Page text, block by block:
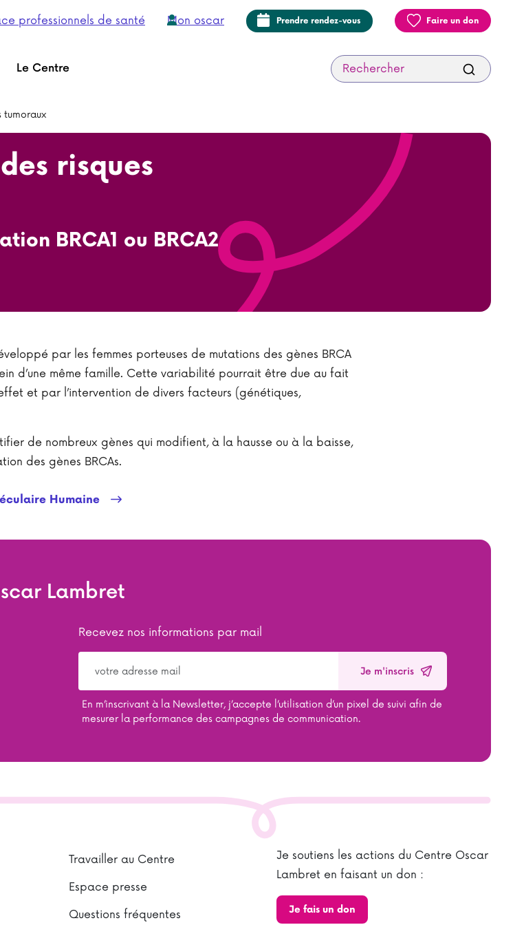
professionnels de santé Mon oscar Prendre rendez-vous Faire un don
Le Centre Recherche:
tumoraux
risques
BRCA1 ou BRCA2
par les femmes porteuses de mutations des gènes BRCA
d’une même famille. Cette variabilité pourrait être due au fait
et par l’intervention de divers facteurs (génétiques,
de nombreux gènes qui modifient, à la hausse ou à la baisse,
des gènes BRCAs.
Humaine
Lambret
Recevez nos informations par mail
En m’inscrivant à la Newsletter, j’accepte l’utilisation d’un pixel de suivi afin de
mesurer la performance des campagnes de communication.
Travailler au Centre
Espace presse
Questions fréquentes
Je soutiens les actions du Centre Oscar
Lambret en faisant un don :
Je fais un don